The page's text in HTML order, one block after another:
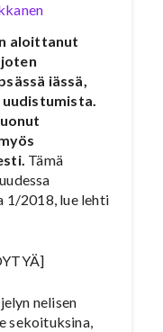
aloittanut
iässä,
Tämä
1/2018, lue lehti
nelisen
sekoituksina,